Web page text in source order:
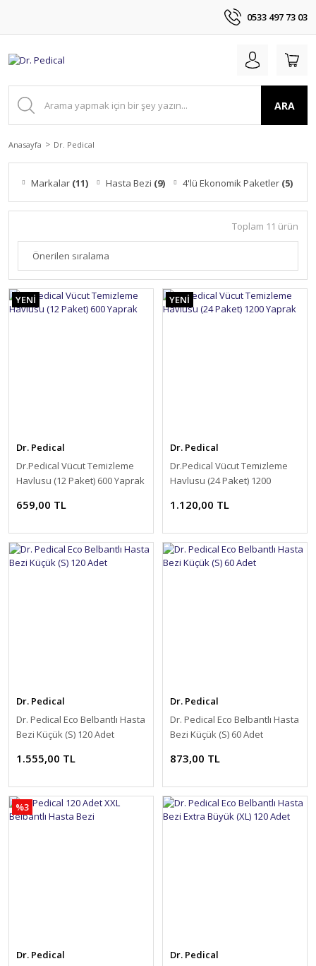
0533 497 73 03
ARA
Anasayfa Dr. Pedical
Markalar (11) Hasta Bezi (9) 4'lü Ekonomik Paketler (5)
Toplam 11 ürün
YENİ
Dr. Pedical
Dr.Pedical Vücut Temizleme
Havlusu (12 Paket) 600 Yaprak
659,00 TL
YENİ
Dr. Pedical
Dr.Pedical Vücut Temizleme
Havlusu (24 Paket) 1200
1.120,00 TL
Dr. Pedical
Dr. Pedical Eco Belbantlı Hasta
Bezi Küçük (S) 120 Adet
1.555,00 TL
Dr. Pedical
Dr. Pedical Eco Belbantlı Hasta
Bezi Küçük (S) 60 Adet
873,00 TL
%3
Dr. Pedical
Dr. Pedical